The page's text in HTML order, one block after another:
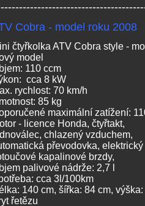
Cobra - model roku 2008
čtyřkolka ATV Cobra style -
model
110 ccm
cca 8 kW
rychlost: 70 km/h
85 kg
maximální zatížení:
- licence Honda, čtyřtakt,
chlazený vzduchem,
převodovka,
kapalinové brzdy,
palivové nádrže: 2,7 l
cca 3l/100km
140
řetězu